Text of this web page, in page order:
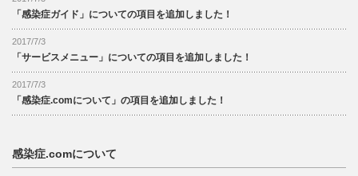
「感染症ガイド」についての項目を追加しました！
2017/7/3
「サービスメニュー」についての項目を追加しました！
2017/7/3
「感染症.comについて」の項目を追加しました！
感染症.comについて